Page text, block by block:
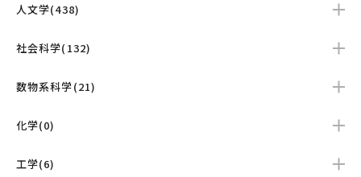
人文学(438)
社会科学(132)
数物系科学(21)
化学(0)
工学(6)